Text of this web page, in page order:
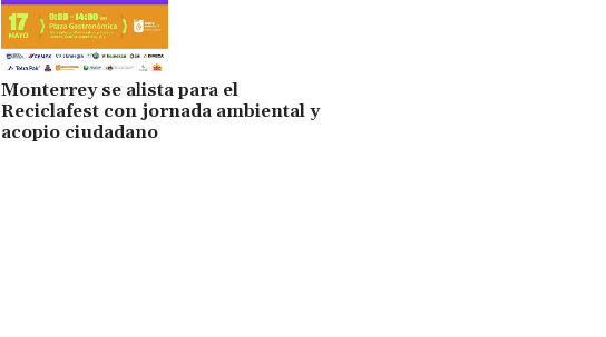
Monterrey se alista para el
Reciclafest con jornada ambiental y
acopio ciudadano